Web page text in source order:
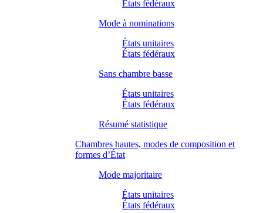
États fédéraux
Mode à nominations
États unitaires
États fédéraux
Sans chambre basse
États unitaires
États fédéraux
Résumé statistique
Chambres hautes, modes de composition et
formes d’État
Mode majoritaire
États unitaires
États fédéraux